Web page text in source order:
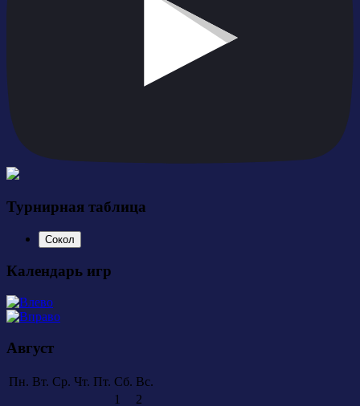
Турнирная таблица
Сокол
Календарь игр
Август
Пн. Вт. Ср. Чт. Пт. Сб. Вс.
1
2